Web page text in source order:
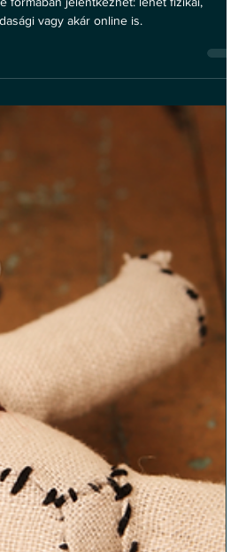
ne hagyd, hogy
formában jelentkezhet: lehet fizikai,